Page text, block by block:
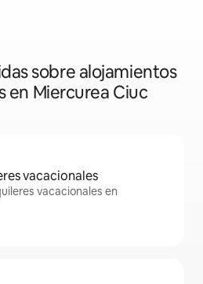
sobre alojamientos
en Miercurea Ciuc
vacacionales
vacacionales en